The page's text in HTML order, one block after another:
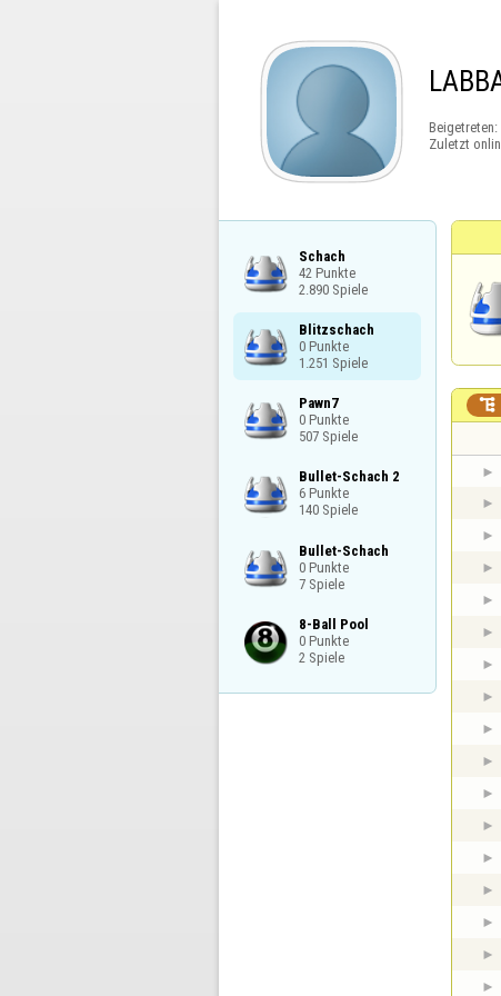
Beigetreten:
Zuletzt
Schach
42 Punkte
2.890 Spiele
Blitzschach
0 Punkte
1.251 Spiele
Pawn7
0 Punkte
507 Spiele
Bullet-Schach 2
6 Punkte
140 Spiele
Bullet-Schach
0 Punkte
7 Spiele
8-Ball Pool
0 Punkte
2 Spiele
